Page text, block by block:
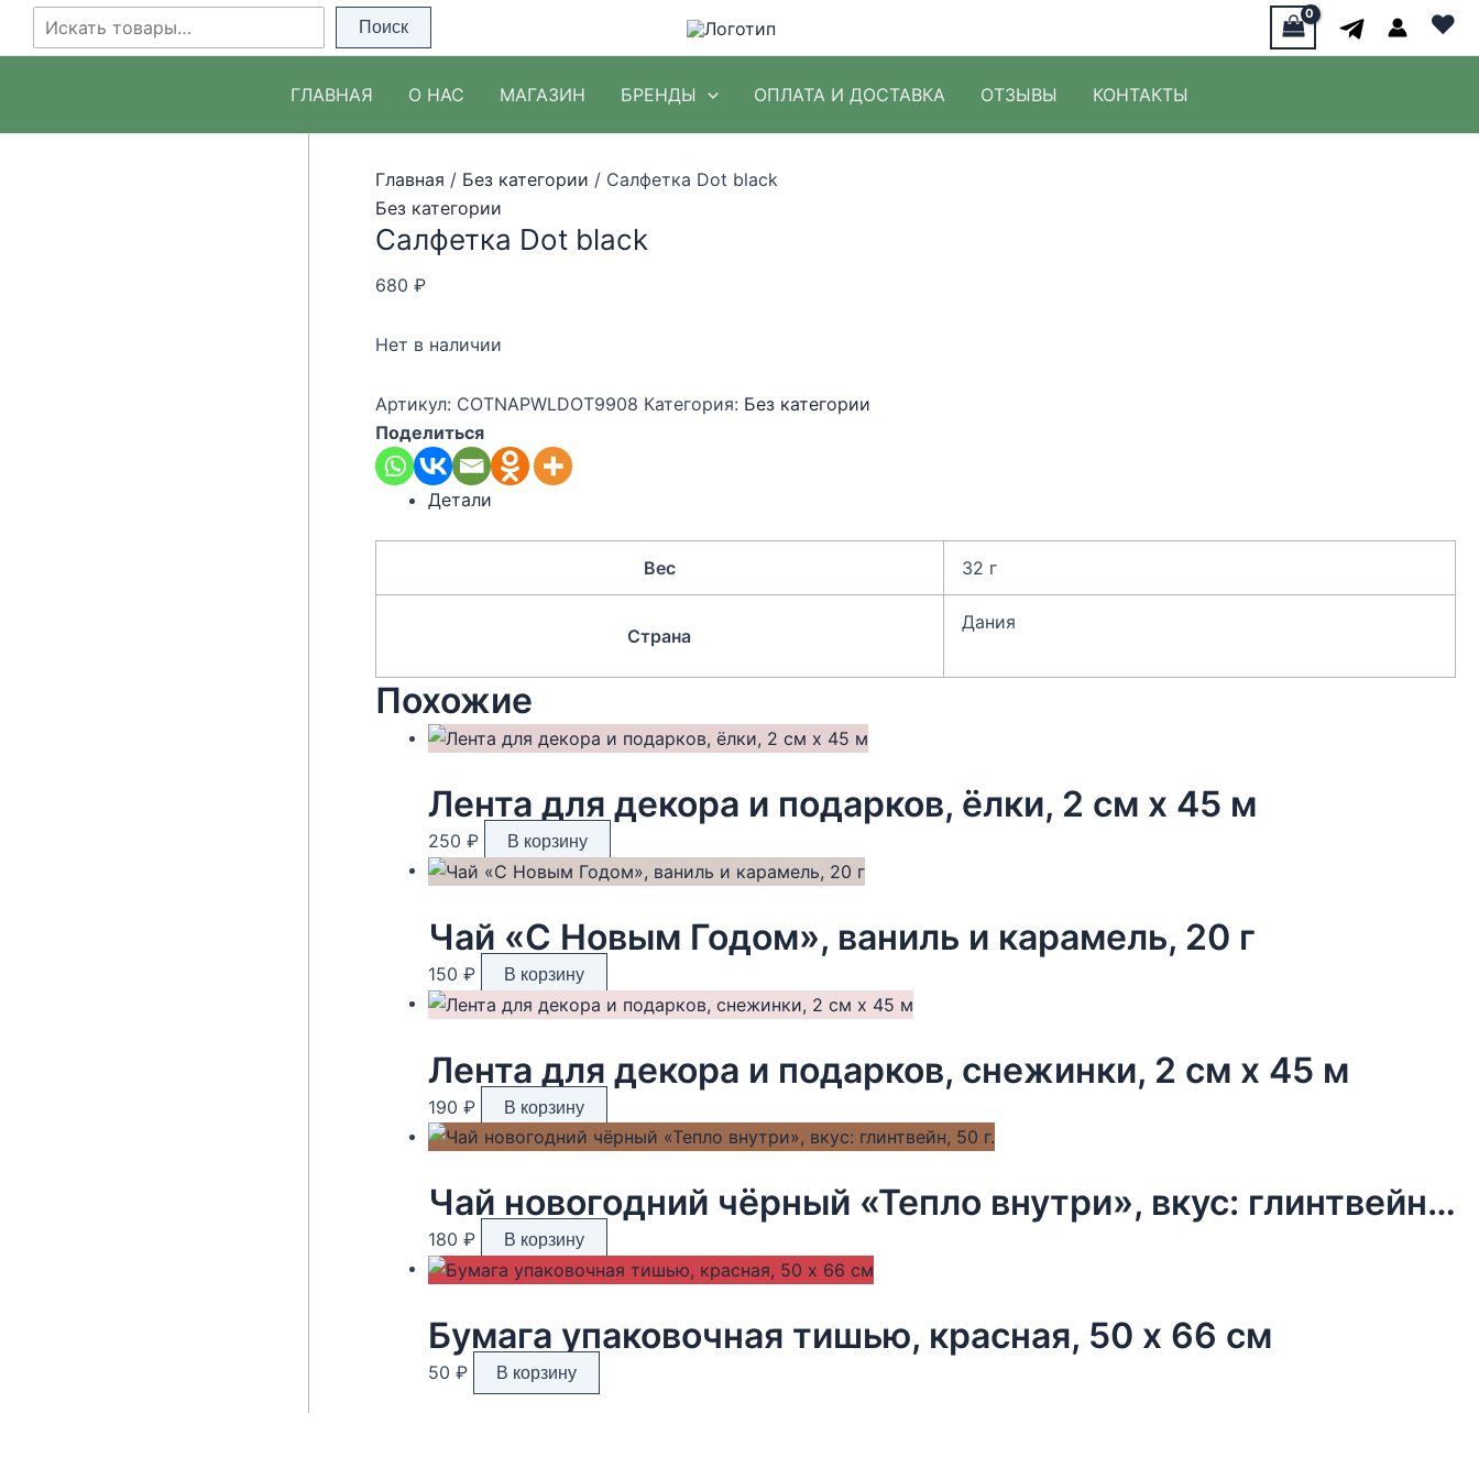
Перейти
Поиск Поиск ♥
ГЛАВНАЯ О НАС МАГАЗИН БРЕНДЫ ОПЛАТА И ДОСТАВКА ОТЗЫВЫ КОНТАКТЫ
Главная / Без категории / Салфетка Dot black
Без категории
Салфетка Dot black
680 ₽
Нет в наличии
Артикул: COTNAPWLDOT9908 Категория: Без категории
Поделиться
Детали
Вес 32 г
Страна
Дания
Похожие
Лента для декора и подарков, ёлки, 2 см х 45 м
250 ₽ В корзину
Чай «С Новым Годом», ваниль и карамель, 20 г
150 ₽ В корзину
Лента для декора и подарков, снежинки, 2 см х 45 м
190 ₽ В корзину
Чай новогодний чёрный «Тепло внутри», вкус: глинтвейн, 50 г.
180 ₽ В корзину
Бумага упаковочная тишью, красная, 50 х 66 см
50 ₽ В корзину